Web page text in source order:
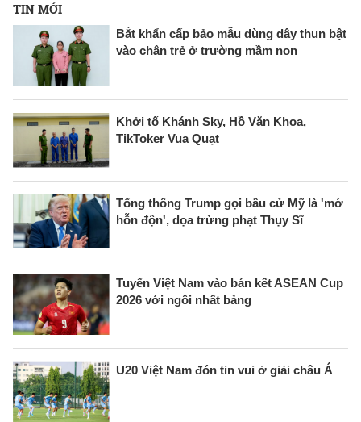
TIN MỚI
Bắt khẩn cấp bảo mẫu dùng dây thun bật
vào chân trẻ ở trường mầm non
Khởi tố Khánh Sky, Hồ Văn Khoa,
TikToker Vua Quạt
Tổng thống Trump gọi bầu cử Mỹ là 'mớ
hỗn độn', dọa trừng phạt Thụy Sĩ
Tuyển Việt Nam vào bán kết ASEAN Cup
2026 với ngôi nhất bảng
U20 Việt Nam đón tin vui ở giải châu Á